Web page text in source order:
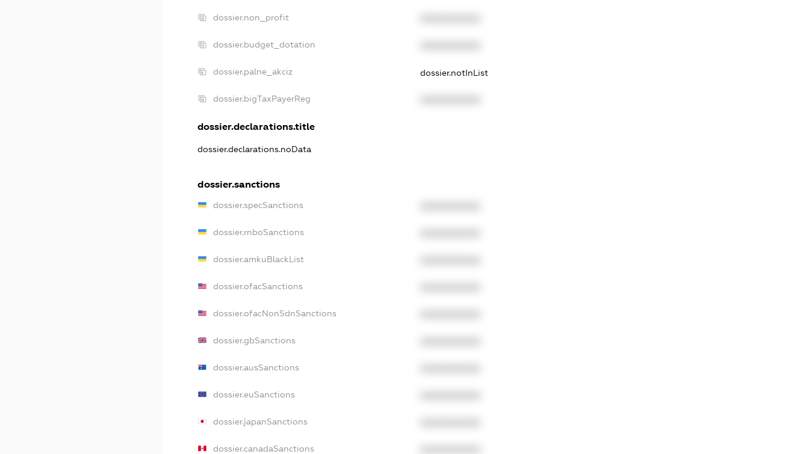
dossier.non_profit
dossier.budget_dotation
dossier.palne_akciz dossier.notInList
dossier.bigTaxPayerReg
dossier.declarations.title
dossier.declarations.noData
dossier.sanctions
dossier.specSanctions
dossier.rnboSanctions
dossier.amkuBlackList
dossier.ofacSanctions
dossier.ofacNonSdnSanctions
dossier.gbSanctions
dossier.ausSanctions
dossier.euSanctions
dossier.japanSanctions
dossier.canadaSanctions